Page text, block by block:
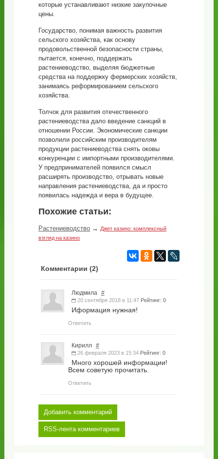
которые устанавливают низкие закупочные
цены.
Государство, понимая важность развития
сельского хозяйства, как основу
продовольственной безопасности страны,
пытается, конечно, поддержать
растениеводство, выделяя бюджетные
средства на поддержку фермерских хозяйств,
занимаясь реформированием сельского
хозяйства.
Толчок для развития отечественного
растениеводства дало введение санкций в
отношении России. Экономические санкции
позволили российским производителям
продукции растениеводства снять оковы
конкуренции с импортными производителями.
У предпринимателей появился смысл
расширять производство, отрывать новые
направления растениеводства, да и просто
появилась надежда и вера в будущее.
Похожие статьи:
Растениеводство→ Джет казино: комплексный
взгляд на казино
Комментарии (2)
Людмила #
20 сентября 2018 в 11:47 Рейтинг: 0
Иформация нужная!
Ответить
Кирилл #
26 февраля 2023 в 15:34 Рейтинг: 0
Много хорошей информации!
Всем советую прочитать.
Ответить
Добавить комментарий
RSS-лента комментариев